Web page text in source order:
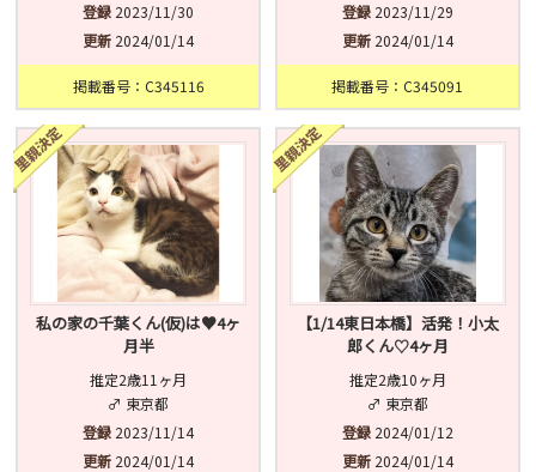
登録 2023/11/30
更新 2024/01/14
掲載番号：C345116
登録2023/11/29
更新2024/01/14
掲載番号：C345091
私の家の千葉くん(仮)は♥️4ヶ
月半
推定2歳11ヶ月
♂ 東京都
登録 2023/11/14
更新 2024/01/14
【1/14東日本橋】活発！小太
郎くん♡4ヶ月
推定2歳10ヶ月
♂ 東京都
登録2024/01/12
更新2024/01/14